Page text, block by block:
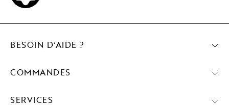
BESOIN D’AIDE ?
COMMANDES
SERVICES